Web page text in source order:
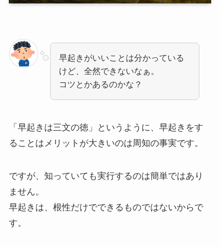
早起きがいいことは分かっている
けど、全然できないなぁ。
コツとかあるのかな？
「早起きは三文の徳」というように、早起きをす
ることはメリットが大きいのは周知の事実です。
ですが、知っていても実行するのは簡単ではあり
ません。
早起きは、根性だけでできるものではないからで
す。